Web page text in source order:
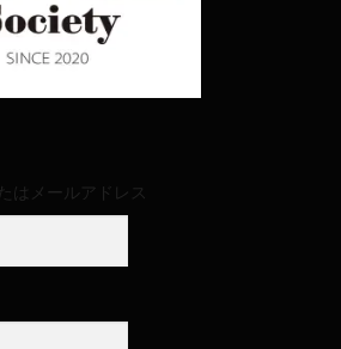
はメールアドレス